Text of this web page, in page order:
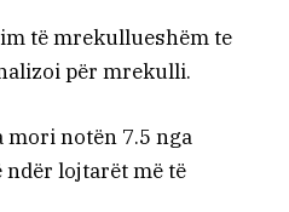
të mrekullueshëm te
për mrekulli.
mori notën 7.5 nga
ndër lojtarët më të